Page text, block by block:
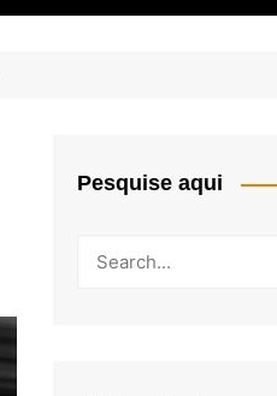
Pesquise aqui